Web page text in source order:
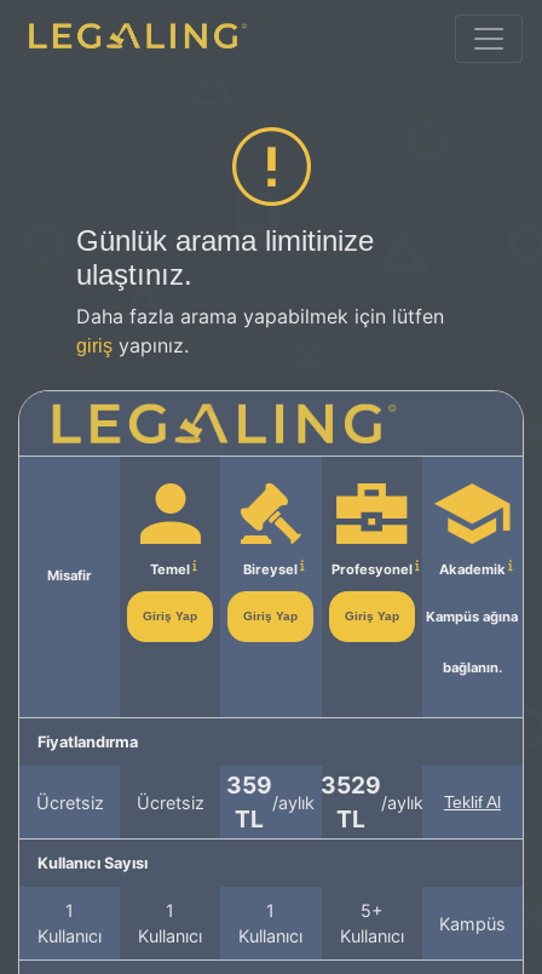
Günlük arama limitinize
ulaştınız.
Daha fazla arama yapabilmek için lütfen
giriş yapınız.
Misafir Temel
Giriş Yap
Bireysel
Giriş Yap
Profesyonel
Giriş Yap
Akademik
Kampüs ağına
bağlanın.
Fiyatlandırma
Ücretsiz Ücretsiz
359
TL
/aylık
3529
TL
/aylık Teklif Al
Kullanıcı Sayısı
1
Kullanıcı
1
Kullanıcı
1
Kullanıcı
5+
Kullanıcı
Kampüs